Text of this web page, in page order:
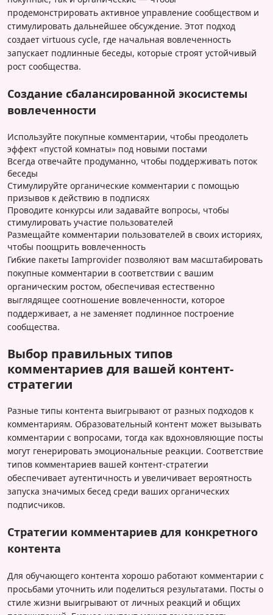
продемонстрировать активное управление сообществом и
стимулировать дальнейшее обсуждение. Этот подход
создает virtuous cycle, где начальная вовлеченность
запускает подлинные беседы, которые строят устойчивый
рост сообщества.
Создание сбалансированной экосистемы
вовлеченности
Используйте покупные комментарии, чтобы преодолеть
эффект «пустой комнаты» под новыми постами
Всегда отвечайте продуманно, чтобы поддерживать поток
беседы
Стимулируйте органические комментарии с помощью
призывов к действию в подписях
Проводите конкурсы или задавайте вопросы, чтобы
стимулировать участие пользователей
Размещайте комментарии пользователей в своих историях,
чтобы поощрить вовлеченность
Гибкие пакеты Iamprovider позволяют вам масштабировать
покупные комментарии в соответствии с вашим
органическим ростом, обеспечивая естественно
выглядящее соотношение вовлеченности, которое
поддерживает, а не заменяет подлинное построение
сообщества.
Выбор правильных типов
комментариев для вашей контент-
стратегии
Разные типы контента выигрывают от разных подходов к
комментариям. Образовательный контент может вызывать
комментарии с вопросами, тогда как вдохновляющие посты
могут генерировать эмоциональные реакции. Соответствие
типов комментариев вашей контент-стратегии
обеспечивает аутентичность и увеличивает вероятность
запуска значимых бесед среди ваших органических
подписчиков.
Стратегии комментариев для конкретного
контента
Для обучающего контента хорошо работают комментарии с
просьбами уточнить или поделиться результатами. Посты о
стиле жизни выигрывают от личных реакций и общих